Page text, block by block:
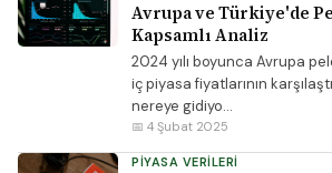
Avrupa ve Türkiye'de
Kapsamlı Analiz
2024 yılı boyunca Avrupa
iç piyasa fiyatlarının
nereye gidiyo...
📅 4 Şubat 2025
PIYASA VERILERI